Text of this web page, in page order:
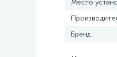
Место
Бренд